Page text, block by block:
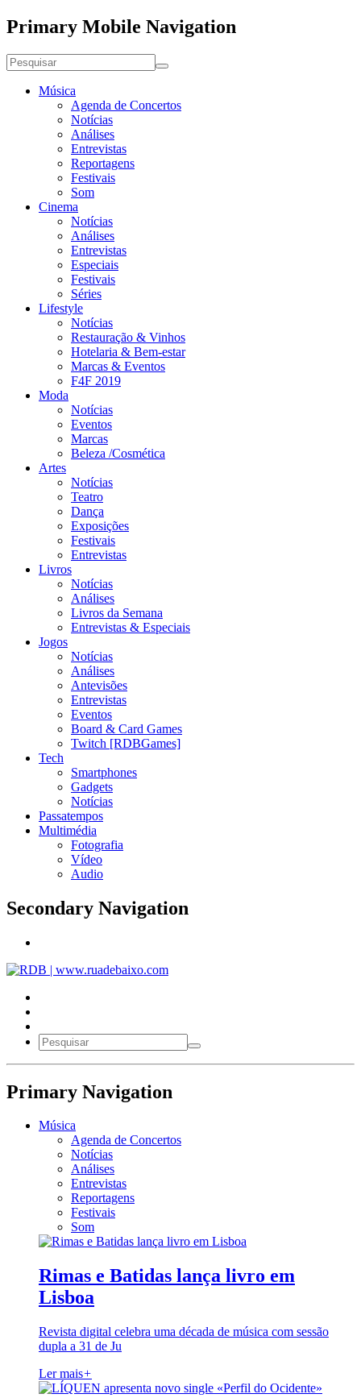
Primary Mobile Navigation
Música
Agenda de Concertos
Notícias
Análises
Entrevistas
Reportagens
Festivais
Som
Cinema
Notícias
Análises
Entrevistas
Especiais
Festivais
Séries
Lifestyle
Notícias
Restauração & Vinhos
Hotelaria & Bem-estar
Marcas & Eventos
F4F 2019
Moda
Notícias
Eventos
Marcas
Beleza /Cosmética
Artes
Notícias
Teatro
Dança
Exposições
Festivais
Entrevistas
Livros
Notícias
Análises
Livros da Semana
Entrevistas & Especiais
Jogos
Notícias
Análises
Antevisões
Entrevistas
Eventos
Board & Card Games
Twitch [RDBGames]
Tech
Smartphones
Gadgets
Notícias
Passatempos
Multimédia
Fotografia
Vídeo
Audio
Secondary Navigation
Primary Navigation
Música
Agenda de Concertos
Notícias
Análises
Entrevistas
Reportagens
Festivais
Som
Rimas e Batidas lança livro em
Lisboa
Revista digital celebra uma década de música com sessão
dupla a 31 de Ju
Ler mais+